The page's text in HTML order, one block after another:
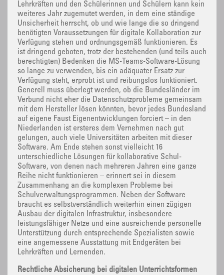
Lehrkräften und den Schülerinnen und Schülern kann kein
weiteres Jahr zugemutet werden, in dem eine ständige
Unsicherheit herrscht, ob und wie lange die so dringend
benötigten Voraussetzungen für digitale Kollaboration zur
Verfügung stehen und ordnungsgemäß funktionieren. Es
ist dringend geboten, trotz der bestehenden (und teils auch
berechtigten) Bedenken die MS-Teams-Software-Lösung
so lange zu verwenden, bis ein adäquater Ersatz zur
Verfügung steht, erprobt ist und reibungslos funktioniert.
Generell muss überlegt werden, ob die Bundesländer im
Verbund nicht eher die Datenschutzprobleme gemeinsam
mit dem Hersteller lösen könnten, bevor jedes Bundesland
auf eigene Faust Eigenentwicklungen forciert – in den
Niederlanden ist ersteres dem Vernehmen nach gut
gelungen, auch viele Universitäten arbeiten mit dieser
Software. Am Ende stehen sonst vielleicht 16
unterschiedliche Lösungen für kollaborative Schul-
Software, von denen nach mehreren Jahren eine ganze
Reihe nicht funktionieren – erinnert sei in diesem
Zusammenhang an die komplexen Probleme bei
Schulverwaltungsprogrammen. Neben der Software
braucht es selbstverständlich weiterhin einen zügigen
Ausbau der digitalen Infrastruktur, insbesondere
leistungsfähiger Netze und eine ausreichende personelle
Unterstützung durch entsprechende Spezialisten sowie
eine angemessene Ausstattung mit Endgeräten bei
Lehrkräften und Lernenden.
Rechtliche Absicherung bei digitalen Unterrichtsformen